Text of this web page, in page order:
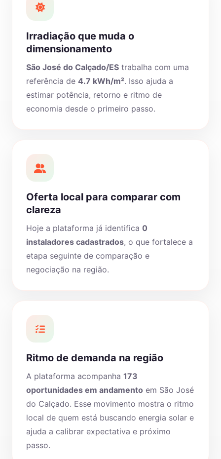
Irradiação que muda o
dimensionamento
São José do Calçado/ES trabalha com uma
referência de 4.7 kWh/m². Isso ajuda a
estimar potência, retorno e ritmo de
economia desde o primeiro passo.
Oferta local para comparar com
clareza
Hoje a plataforma já identifica 0
instaladores cadastrados, o que fortalece a
etapa seguinte de comparação e
negociação na região.
Ritmo de demanda na região
A plataforma acompanha 173
oportunidades em andamento em São José
do Calçado. Esse movimento mostra o ritmo
local de quem está buscando energia solar e
ajuda a calibrar expectativa e próximo
passo.